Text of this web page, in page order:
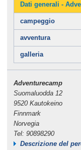
Dati generali -
campeggio
avventura
galleria
Adventurecamp
Suomaluodda 12
9520 Kautokeino
Finnmark
Norvegia
Tel: 90898290
Descrizione del